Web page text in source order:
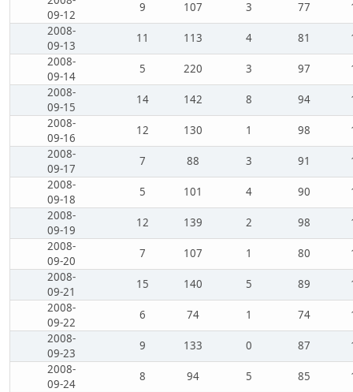
09-12
9 107 3 77
2008-
09-13
11 113 4 81
2008-
09-14
5 220 3 97
2008-
09-15
14 142 8 94
2008-
09-16
12 130 1 98
2008-
09-17
7 88 3 91
2008-
09-18
5 101 4 90
2008-
09-19
12 139 2 98
2008-
09-20
7 107 1 80
2008-
09-21
15 140 5 89
2008-
09-22
6 74 1 74
2008-
09-23
9 133 0 87
2008-
09-24
8 94 5 85